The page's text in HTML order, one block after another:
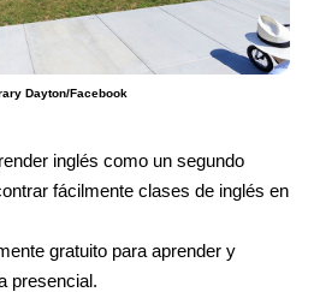
Dayton/Facebook
inglés como un segundo
fácilmente clases de inglés en
gratuito para aprender y
presencial.